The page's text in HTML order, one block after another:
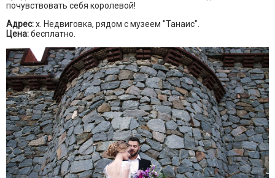
почувствовать себя королевой!
Адрес:х. Недвиговка, рядом с музеем "Танаис".
Цена:бесплатно.